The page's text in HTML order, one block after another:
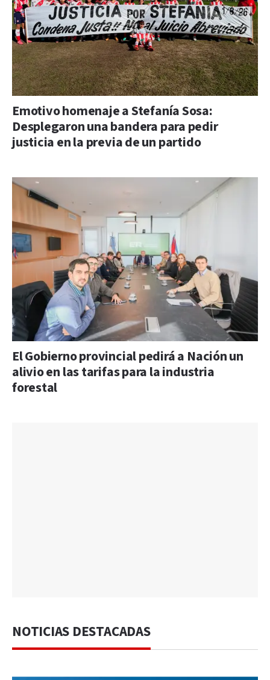
Emotivo homenaje a Stefanía Sosa:
Desplegaron una bandera para pedir
justicia en la previa de un partido
El Gobierno provincial pedirá a Nación un
alivio en las tarifas para la industria
forestal
NOTICIAS DESTACADAS